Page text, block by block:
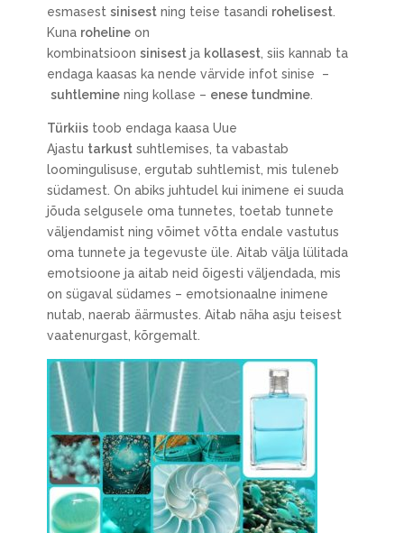
esmasest sinisestning teise tasandi rohelisest.
Kuna rohelineon
kombinatsioon sinisestja kollasest, siis kannab ta
endaga kaasas ka nende värvide infot sinise –
suhtleminening kollase – enese tundmine.
Türkiistoob endaga kaasa Uue
Ajastu tarkustsuhtlemises, ta vabastab
loomingulisuse, ergutab suhtlemist, mis tuleneb
südamest. On abiks juhtudel kui inimene ei suuda
jõuda selgusele oma tunnetes, toetab tunnete
väljendamist ning võimet võtta endale vastutus
oma tunnete ja tegevuste üle. Aitab välja lülitada
emotsioone ja aitab neid õigesti väljendada, mis
on sügaval südames – emotsionaalne inimene
nutab, naerab äärmustes. Aitab näha asju teisest
vaatenurgast, kõrgemalt.